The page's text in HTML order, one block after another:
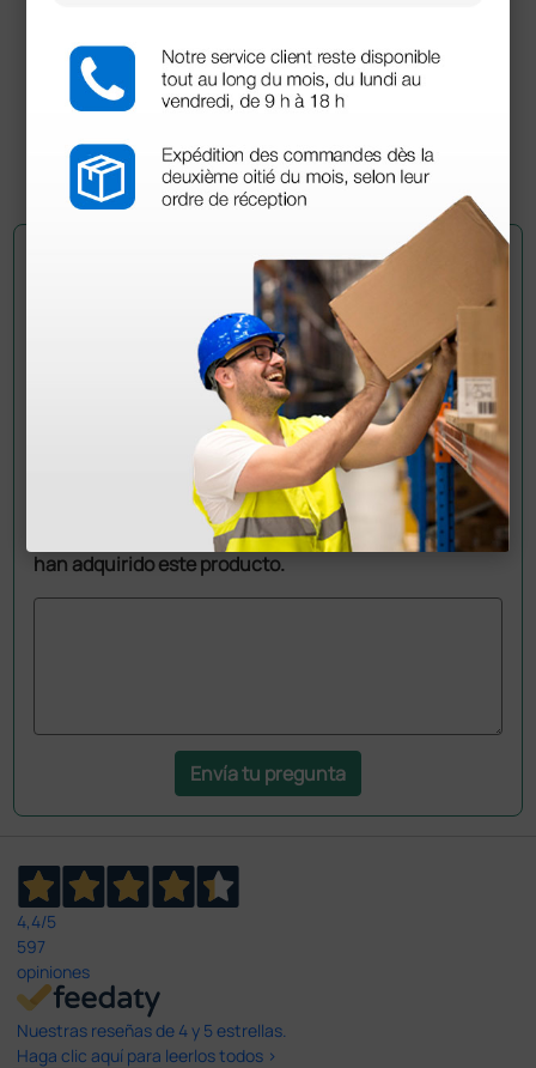
3,80 €
1 ud.
Pregúntale a un colega
¿Todavía tienes alguna duda? ¿Necesitas más
Envía ahora mismo tu pregunta a los colegas que ya
han adquirido este producto.
Envía tu pregunta
4,4/5
597
opiniones
Nuestras reseñas de 4 y 5 estrellas.
Haga clic aquí para leerlos todos >